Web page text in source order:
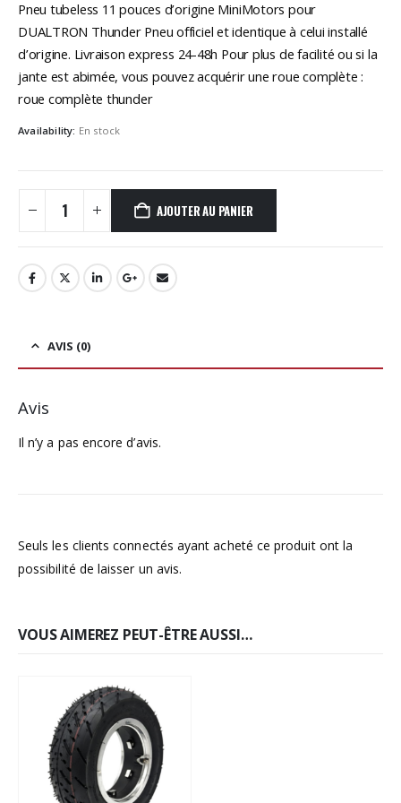
initial
était :
49,90€.
actuel
est :
44,90€.
Pneu tubeless 11 pouces d’origine MiniMotors pour
DUALTRON Thunder Pneu officiel et identique à celui installé
d’origine. Livraison express 24-48h Pour plus de facilité ou si la
jante est abimée, vous pouvez acquérir une roue complète :
roue complète thunder
Availability: En stock
AJOUTER AU PANIER
AVIS (0)
Avis
Il n’y a pas encore d’avis.
Seuls les clients connectés ayant acheté ce produit ont la
possibilité de laisser un avis.
VOUS AIMEREZ PEUT-ÊTRE AUSSI…